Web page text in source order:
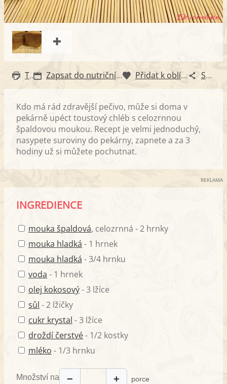
Tisk Zapsat do nutričního diáře Přidat k oblíbeným Sdílet
Kdo má rád zdravější pečivo, může si doma v
pekárně upéct toustový chléb s celozrnnou
špaldovou moukou. Recept je velmi jednoduchý,
nasypete suroviny do pekárny, zapnete a za 3
hodiny už si můžete pochutnat.
REKLAMA
INGREDIENCE
mouka špaldová, celozrnná - 2 hrnky
mouka hladká - 1 hrnek
mouka hladká - 3/4 hrnku
voda - 1 hrnek
olej kokosový- 3 lžíce
sůl - 2 lžičky
cukr krystal - 3 lžíce
droždí čerstvé- 1/2 kostky
mléko - 1/3 hrnku
Množství na − + porce